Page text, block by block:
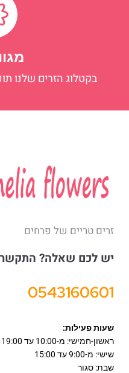
בקטלוג הזרים שלנו
זרים טריים של פרחים
יש לכם שאלה?
0543160601
שעות פעילות:
ראשון-חמישי: מ-10:00 עד 19:00
שישי: מ-9:00 עד 15:00
שבת: סגור